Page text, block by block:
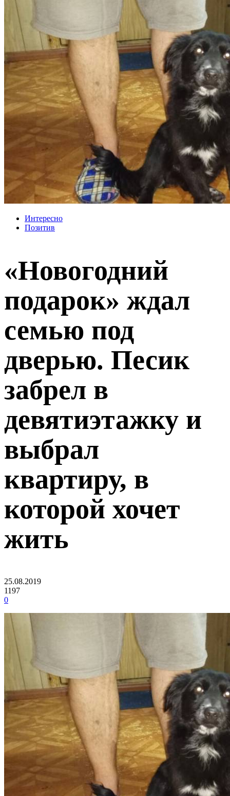
Интересно
Позитив
«Новогодний
подарок» ждал
семью под
дверью. Песик
забрел в
девятиэтажку и
выбрал
квартиру, в
которой хочет
жить
25.08.2019
1197
0